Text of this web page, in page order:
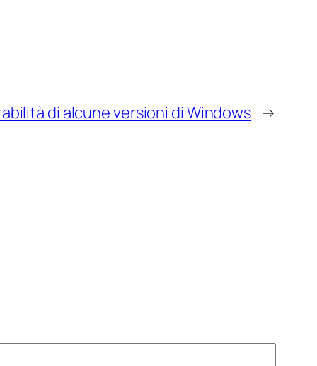
di alcune versioni di Windows →